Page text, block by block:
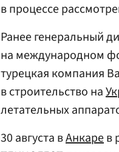
в процессе
Ранее генеральный
на международном
турецкая компания
в строительство на
летательных
30 августа вАнкарев